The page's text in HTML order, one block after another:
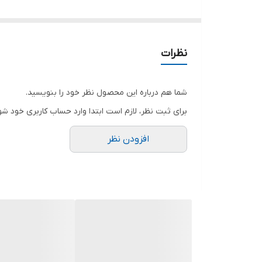
تنظیم حرارت
دهنه ۲۷ سانت
نظرات
شما هم درباره این محصول نظر خود را بنویسید.
برای ثبت نظر، لازم است ابتدا وارد حساب کاربری خود
افزودن نظر